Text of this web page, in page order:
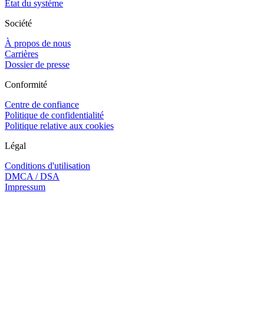
État du système
Société
À propos de nous
Carrières
Dossier de presse
Conformité
Centre de confiance
Politique de confidentialité
Politique relative aux cookies
Légal
Conditions d'utilisation
DMCA / DSA
Impressum